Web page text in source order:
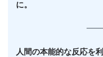
に。
人間の本能的な反応を